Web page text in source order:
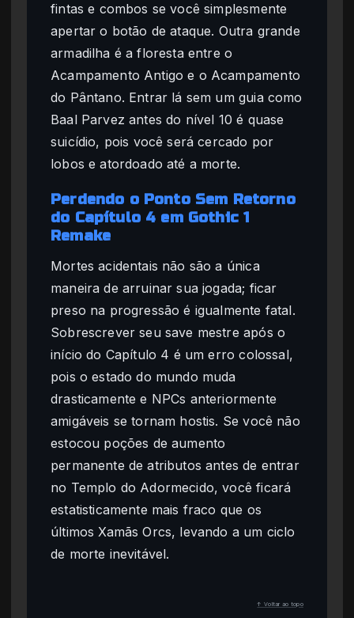
fintas e combos se você simplesmente
apertar o botão de ataque. Outra grande
armadilha é a floresta entre o
Acampamento Antigo e o Acampamento
do Pântano. Entrar lá sem um guia como
Baal Parvez antes do nível 10 é quase
suicídio, pois você será cercado por
lobos e atordoado até a morte.
Perdendo o Ponto Sem Retorno
do Capítulo 4 em Gothic 1
Remake
Mortes acidentais não são a única
maneira de arruinar sua jogada; ficar
preso na progressão é igualmente fatal.
Sobrescrever seu save mestre após o
início do Capítulo 4 é um erro colossal,
pois o estado do mundo muda
drasticamente e NPCs anteriormente
amigáveis se tornam hostis. Se você não
estocou poções de aumento
permanente de atributos antes de entrar
no Templo do Adormecido, você ficará
estatisticamente mais fraco que os
últimos Xamãs Orcs, levando a um ciclo
de morte inevitável.
↑ Voltar ao topo